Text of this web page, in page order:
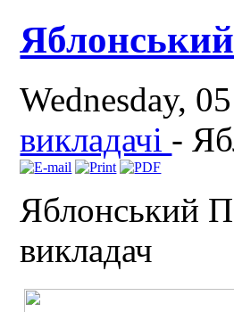
Wednesday,
викладачі -
Яблонський
викладач